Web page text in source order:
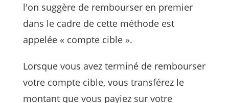
l'on suggère de rembourser en premier
dans le cadre de cette méthode est
appelée « compte cible ».
Lorsque vous avez terminé de rembourser
votre compte cible, vous transférez le
montant que vous payiez sur votre